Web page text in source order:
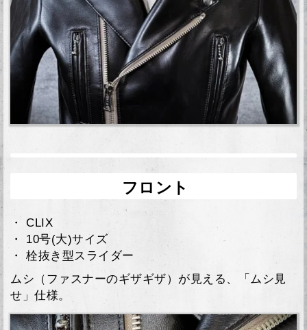
フロント
・ CLIX
・ 10号(大)サイズ
・ 栓抜き型スライダー
ムシ（ファスナーのギザギザ）が見える、「ムシ見
せ」仕様。